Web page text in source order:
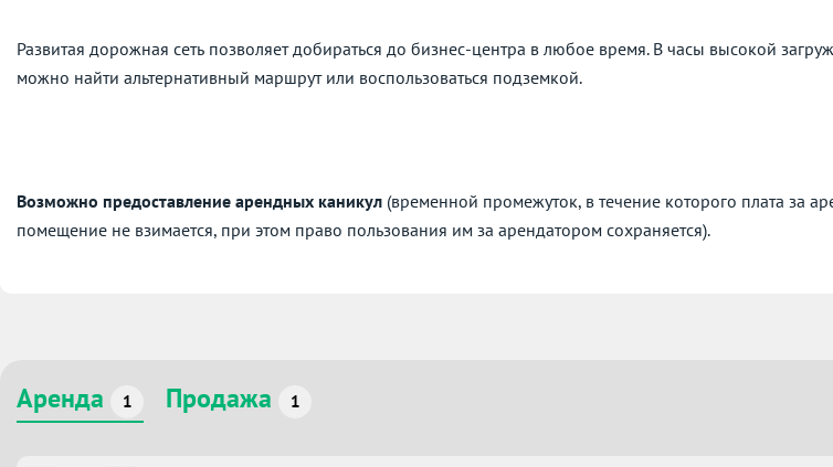
Развитая дорожная сеть позволяет добираться до бизнес-центра в любое время. В часы высокой
можно найти альтернативный маршрут или воспользоваться подземкой.
Возможно предоставление арендных каникул (временной промежуток, в течение которого плата за
помещение не взимается, при этом право пользования им за арендатором сохраняется).
Аренда 1 Продажа 1